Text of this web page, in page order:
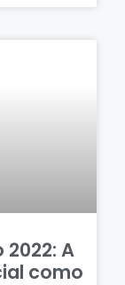
2022: A
como